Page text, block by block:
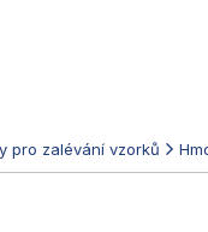
pro zalévání vzorků